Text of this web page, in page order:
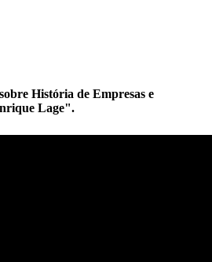
História de Empresas e
Lage".